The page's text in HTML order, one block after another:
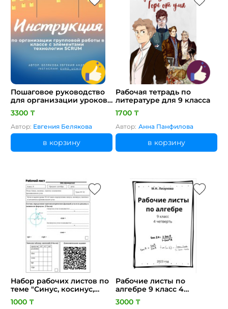
Пошаговое руководство
для организации уроков
с элементами технологии
SCRUM + готовые
шаблоны для материалов
в .docx + примеры
заполнения шаблонов
3300 ₸
Автор: Евгения Белякова
в корзину
Рабочая тетрадь по
литературе для 9 класса
1700 ₸
Автор: Анна Панфилова
в корзину
Набор рабочих листов по
теме "Синус, косинус,
тангенс и котангенс
произвольного угла"
1000 ₸
Рабочие листы по
алгебре 9 класс 4
четверть
3000 ₸